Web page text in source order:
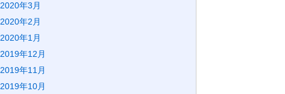
2020年3月
2020年2月
2020年1月
2019年12月
2019年11月
2019年10月